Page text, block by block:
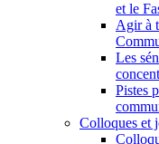
et le
Agir à
Les
Pistes
Colloques et